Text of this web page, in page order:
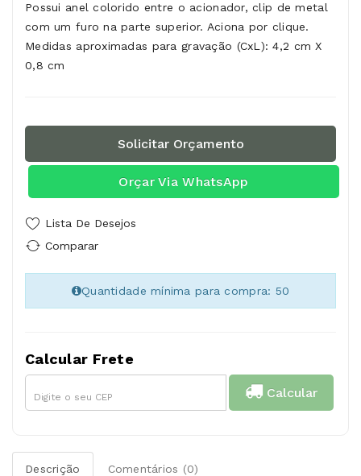
Possui anel colorido entre o acionador, clip de metal
com um furo na parte superior. Aciona por clique.
Medidas aproximadas para gravação (CxL): 4,2 cm X
0,8 cm
Solicitar Orçamento
Orçar Via WhatsApp
Lista De Desejos
Comparar
Quantidade mínima para compra: 50
Calcular Frete
Calcular
Descrição Comentários (0)